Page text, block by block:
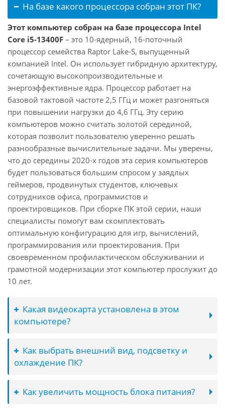
На базе какого процессора собран этот ПК?
Этот компьютер собран на базе процессора Intel
Core i5-13400F – это 10-ядерный, 16-поточный
процессор семейства Raptor Lake-S, выпущенный
компанией Intel. Он использует гибридную архитектуру,
сочетающую высокопроизводительные и
энергоэффективные ядра. Процессор работает на
базовой тактовой частоте 2,5 ГГц и может разгоняться
при повышении нагрузки до 4,6 ГГц. Эту серию
компьютеров можно считать золотой серединой,
которая позволит пользователю уверенно решать
разнообразные вычислительные задачи. Мы уверены,
что до середины 2020-х годов эта серия компьютеров
будет пользоваться большим спросом у заядлых
геймеров, продвинутых студентов, ключевых
сотрудников офиса, программистов и
проектировщиков. При сборке ПК этой серии, наши
специалисты помогут вам скомплектовать
оптимальную конфигурацию для игр, вычислений,
программирования или проектирования. При
своевременном профилактическом обслуживании и
грамотной модернизации этот компьютер прослужит до
10 лет.
Какая видеокарта установлена в этом
компьютере?
Как выбрать внешний вид, подсветку и
охлаждение ПК?
Как увеличить мощность блока питания?